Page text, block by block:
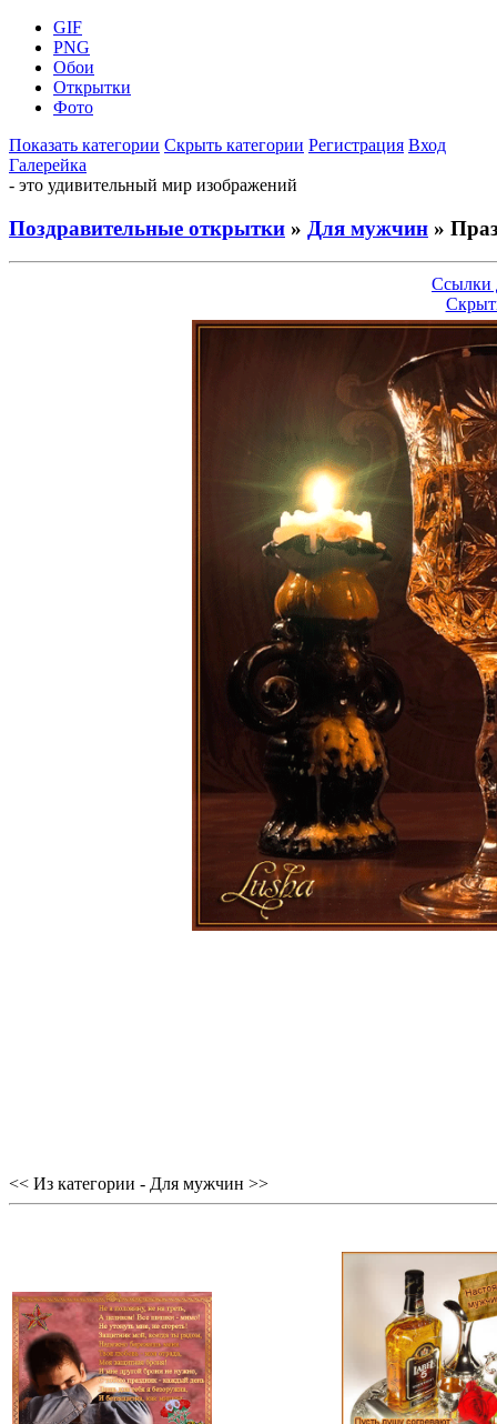
GIF
PNG
Обои
Открытки
Фото
Показать категории Скрыть категории Регистрация Вход
Галерейка
- это удивительный мир изображений
Поздравительные открытки » Для мужчин »
Ссылки
<< Из категории - Для мужчин >>